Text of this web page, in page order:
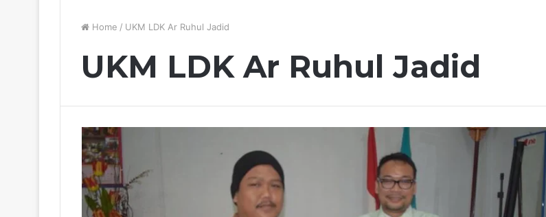
Home / UKM LDK Ar Ruhul Jadid
UKM LDK Ar Ruhul Jadid